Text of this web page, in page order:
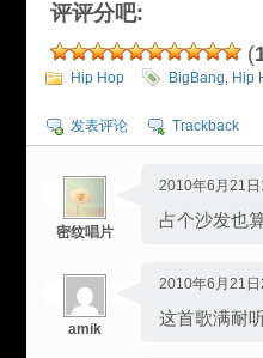
评评分吧:
(
Hip Hop BigBang, Hip
发表评论 Trackback
密纹唱片
2010年6月21日
占个沙发也
amik
2010年6月21日
这首歌满耐